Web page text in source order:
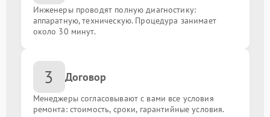
Замена жестких дисков (SSD, HDD)
Замена USB порта от 700.00 ₽
Замена звуковой карты
Замена кулера от 600.00 ₽
Инженеры проводят полную диагностику:
аппаратную, техническую. Процедура занимает
около 30 минут.
3 Договор
Менеджеры согласовывают с вами все условия
ремонта: стоимость, сроки, гарантийные условия.